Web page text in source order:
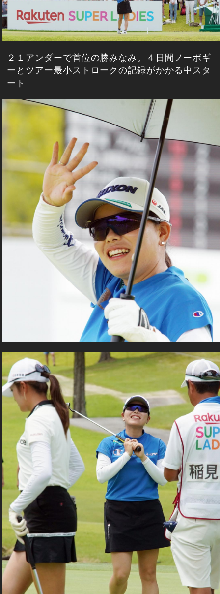
２１アンダーで首位の勝みなみ。４日間ノーボギ
ーとツアー最小ストロークの記録がかかる中スタ
ート